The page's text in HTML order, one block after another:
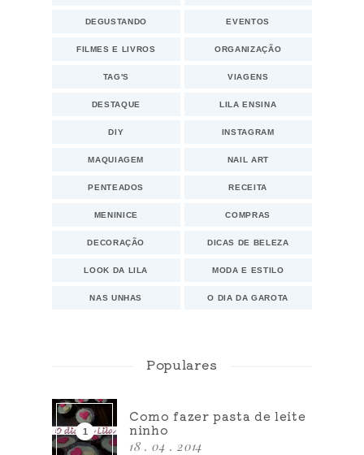
DEGUSTANDO EVENTOS
FILMES E LIVROS ORGANIZAÇÃO
TAG'S VIAGENS
DESTAQUE LILA ENSINA
DIY INSTAGRAM
MAQUIAGEM NAIL ART
PENTEADOS RECEITA
MENINICE COMPRAS
DECORAÇÃO DICAS DE BELEZA
LOOK DA LILA MODA E ESTILO
NAS UNHAS O DIA DA GAROTA
Populares
Como fazer pasta de leite
ninho
18 . 04 . 2014